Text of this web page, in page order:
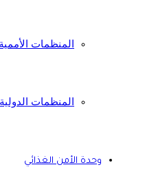
المنظمات الأممية
المنظمات
وحدة الأمن الغذائي